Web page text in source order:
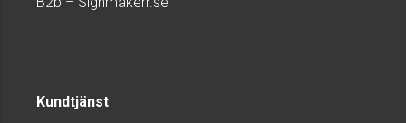
Kundtjänst